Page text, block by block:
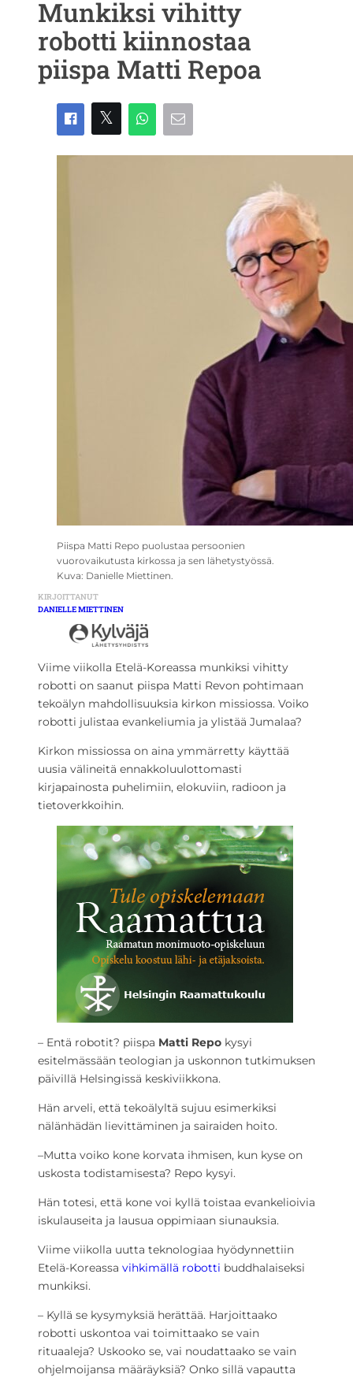
Munkiksi vihitty
robotti kiinnostaa
piispa Matti Repoa
Piispa Matti Repo puolustaa persoonien
vuorovaikutusta kirkossa ja sen lähetystyössä.
Kuva: Danielle Miettinen.
KIRJOITTANUT
DANIELLE MIETTINEN
Viime viikolla Etelä-Koreassa munkiksi vihitty
robotti on saanut piispa Matti Revon pohtimaan
tekoälyn mahdollisuuksia kirkon missiossa. Voiko
robotti julistaa evankeliumia ja ylistää Jumalaa?
Kirkon missiossa on aina ymmärretty käyttää
uusia välineitä ennakkoluulottomasti
kirjapainosta puhelimiin, elokuviin, radioon ja
tietoverkkoihin.
– Entä robotit? piispa Matti Repo kysyi
esitelmässään teologian ja uskonnon tutkimuksen
päivillä Helsingissä keskiviikkona.
Hän arveli, että tekoälyltä sujuu esimerkiksi
nälänhädän lievittäminen ja sairaiden hoito.
–Mutta voiko kone korvata ihmisen, kun kyse on
uskosta todistamisesta? Repo kysyi.
Hän totesi, että kone voi kyllä toistaa evankelioivia
iskulauseita ja lausua oppimiaan siunauksia.
Viime viikolla uutta teknologiaa hyödynnettiin
Etelä-Koreassa vihkimällä robotti buddhalaiseksi
munkiksi.
– Kyllä se kysymyksiä herättää. Harjoittaako
robotti uskontoa vai toimittaako se vain
rituaaleja? Uskooko se, vai noudattaako se vain
ohjelmoijansa määräyksiä? Onko sillä vapautta